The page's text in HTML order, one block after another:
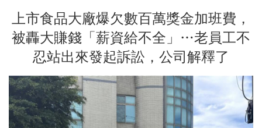
上市食品大廠爆欠數百萬獎金加班費，
被轟大賺錢「薪資給不全」…老員工不
忍站出來發起訴訟，公司解釋了